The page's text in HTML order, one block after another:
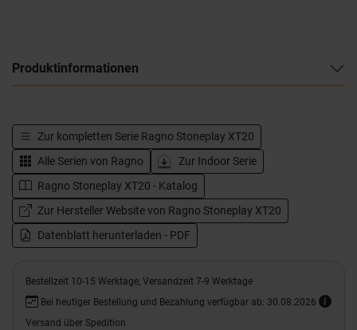
Produktinformationen
Zur kompletten Serie Ragno Stoneplay XT20
Alle Serien von Ragno
Zur Indoor Serie
Ragno Stoneplay XT20 - Katalog
Zur Hersteller Website von Ragno Stoneplay XT20
Datenblatt herunterladen - PDF
Bestellzeit 10-15 Werktage, Versandzeit 7-9 Werktage
Bei heutiger Bestellung und Bezahlung verfügbar ab: 30.08.2026
Versand über Spedition